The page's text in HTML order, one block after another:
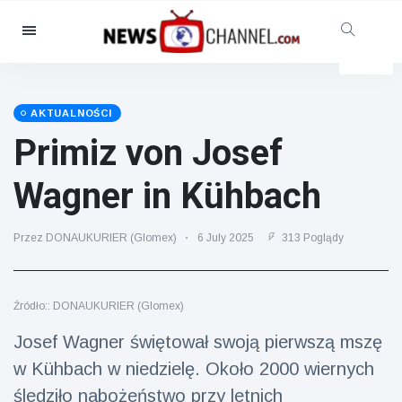
Kategorie
Opieka społeczna i zabawa
Kino i telewizja
(81)
Sport
(237)
Żywność i picie
(79)
Gry
(160)
Styl życia
(121)
AKTUALNOŚCI
Primiz von Josef
Wagner in Kühbach
Przez DONAUKURIER (Glomex) 6 July 2025 313 Poglądy
Źródło:: DONAUKURIER (Glomex)
Josef Wagner świętował swoją pierwszą mszę
w Kühbach w niedzielę. Około 2000 wiernych
śledziło nabożeństwo przy letnich